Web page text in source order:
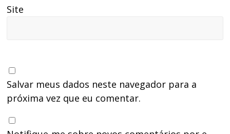
Site
Salvar meus dados neste navegador para a
próxima vez que eu comentar.